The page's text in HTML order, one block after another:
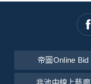
帝圖Online Bid
非池中線上藝廊